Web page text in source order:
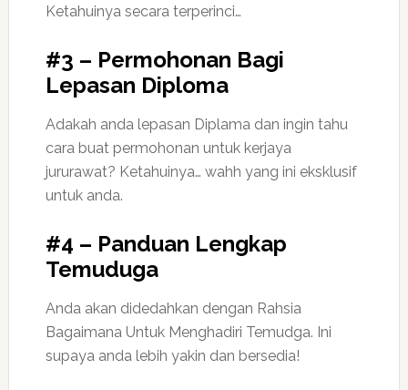
Ketahuinya secara terperinci…
#3 – Permohonan Bagi
Lepasan Diploma
Adakah anda lepasan Diplama dan ingin tahu
cara buat permohonan untuk kerjaya
jururawat? Ketahuinya… wahh yang ini eksklusif
untuk anda.
#4 – Panduan Lengkap
Temuduga
Anda akan didedahkan dengan Rahsia
Bagaimana Untuk Menghadiri Temudga. Ini
supaya anda lebih yakin dan bersedia!